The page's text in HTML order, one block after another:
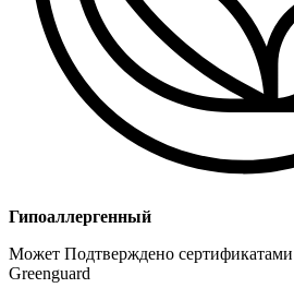
Гипоаллергенный
Может Подтверждено сертификатами
Greenguard